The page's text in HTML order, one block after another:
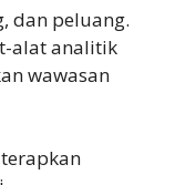
dan peluang.
alat analitik
wawasan